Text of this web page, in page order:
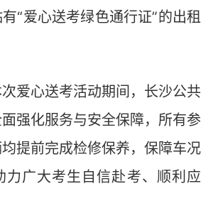
“爱心送考绿色通行证”的出租
心送考活动期间，长沙公共
强化服务与安全保障，所有参
提前完成检修保养，保障车况
力广大考生自信赴考、顺利应